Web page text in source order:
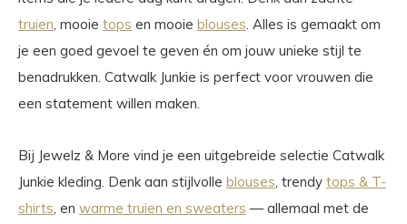
truien, mooie tops en mooie blouses. Alles is gemaakt om
je een goed gevoel te geven én om jouw unieke stijl te
benadrukken. Catwalk Junkie is perfect voor vrouwen die
een statement willen maken.
Bij Jewelz & More vind je een uitgebreide selectie Catwalk
Junkie kleding. Denk aan stijlvolle blouses, trendy tops & T-
shirts, en warme truien en sweaters — allemaal met de